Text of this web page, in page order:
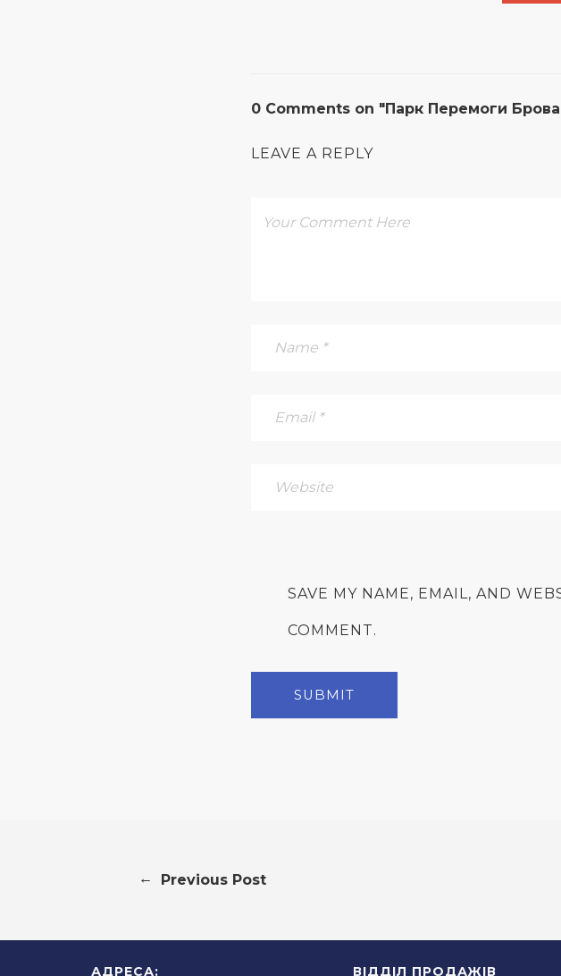
0 Comments on "Парк Перемоги
LEAVE A REPLY
SAVE MY NAME, EMAIL, AND
COMMENT.
← Previous Post
АДРЕСА: ВІДДІЛ ПРОДАЖІВ